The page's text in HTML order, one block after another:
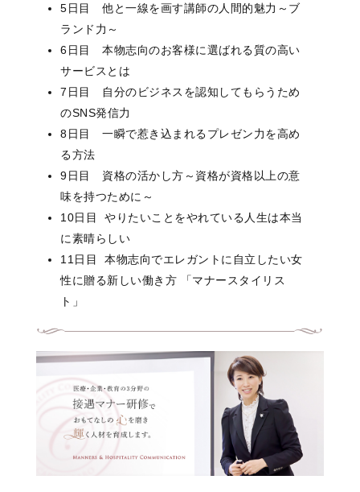
5日目 他と一線を画す講師の人間的魅力～ブ
ランド力～
6日目 本物志向のお客様に選ばれる質の高い
サービスとは
7日目 自分のビジネスを認知してもらうため
のSNS発信力
8日目 一瞬で惹き込まれるプレゼン力を高め
る方法
9日目 資格の活かし方～資格が資格以上の意
味を持つために～
10日目 やりたいことをやれている人生は本当
に素晴らしい
11日目 本物志向でエレガントに自立したい女
性に贈る新しい働き方 「マナースタイリス
ト」